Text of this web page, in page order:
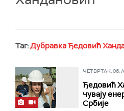
Таг:Дубравка Ђедовић
ЧЕТВРТАК, 06.
Ђедовић
чувају
Србије